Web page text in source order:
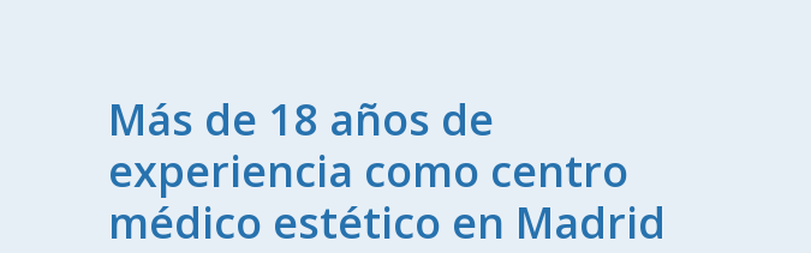
Más de 18 años de
experiencia como centro
médico estético en Madrid